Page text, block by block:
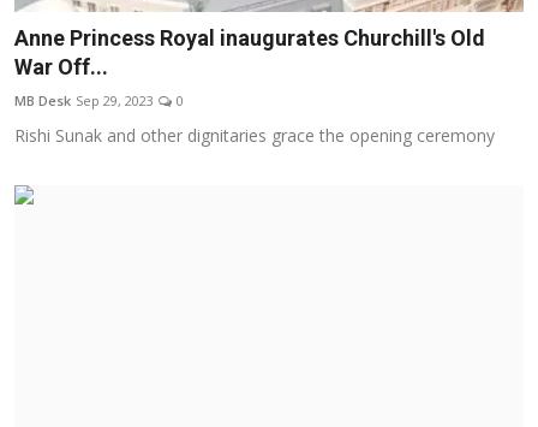
Anne Princess Royal inaugurates Churchill's Old
War Off...
MB Desk Sep 29, 2023 0
Rishi Sunak and other dignitaries grace the opening ceremony